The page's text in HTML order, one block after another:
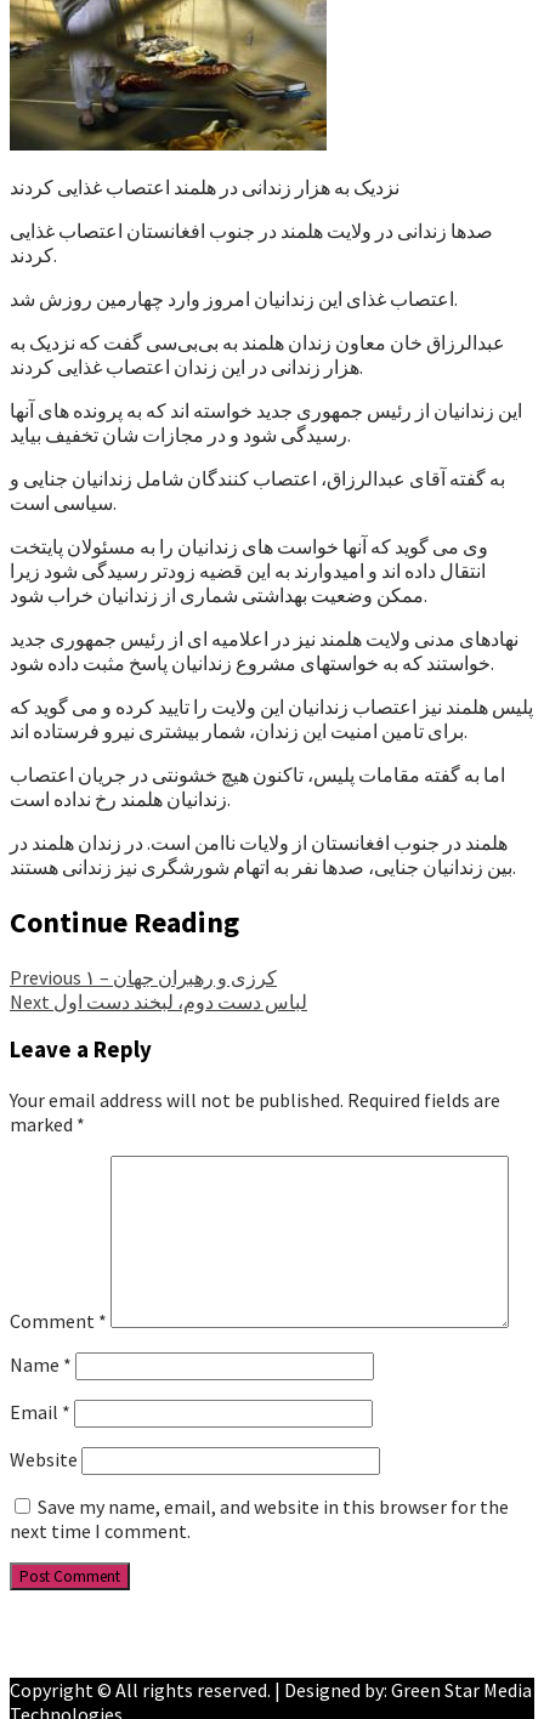
نزدیک به هزار زندانی در هلمند اعتصاب غذایی کردند
صدها زندانی در ولایت هلمند در جنوب افغانستان اعتصاب غذایی
کردند.
اعتصاب غذای این زندانیان امروز وارد چهارمین روزش شد.
عبدالرزاق خان معاون زندان هلمند به بی‌بی‌سی گفت که نزدیک به
هزار زندانی در این زندان اعتصاب غذایی کردند.
این زندانیان از رئیس جمهوری جدید خواسته اند که به پرونده های آنها
رسیدگی شود و در مجازات شان تخفیف بیاید.
به گفته آقای عبدالرزاق، اعتصاب کنندگان شامل زندانیان جنایی و
سیاسی است.
وی می گوید که آنها خواست های زندانیان را به مسئولان پایتخت
انتقال داده اند و امیدوارند به این قضیه زودتر رسیدگی شود زیرا
ممکن وضعیت بهداشتی شماری از زندانیان خراب شود.
نهادهای مدنی ولایت هلمند نیز در اعلامیه ای از رئیس جمهوری جدید
خواستند که به خواستهای مشروع زندانیان پاسخ مثبت داده شود.
پلیس هلمند نیز اعتصاب زندانیان این ولایت را تایید کرده و می گوید که
برای تامین امنیت این زندان، شمار بیشتری نیرو فرستاده اند.
اما به گفته مقامات پلیس، تاکنون هیچ خشونتی در جریان اعتصاب
زندانیان هلمند رخ نداده است.
هلمند در جنوب افغانستان از ولایات ناامن است. در زندان هلمند در
بین زندانیان جنایی، صدها نفر به اتهام شورشگری نیز زندانی هستند.
Continue Reading
Previous
کرزی و رهبران جهان – ۱
Next لباس دست دوم، لبخند دست اول
Leave a Reply
Your email address will not be published. Required fields are
marked *
Comment *
Name *
Email *
Website
Save my name, email, and website in this browser for the
next time I comment.
Copyright © All rights reserved. | Designed by: Green Star Media